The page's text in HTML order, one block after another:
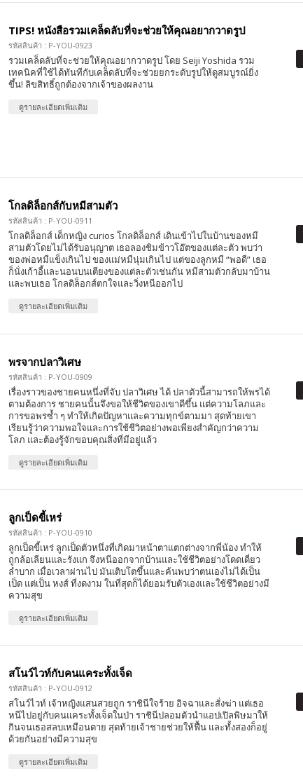
TIPS! หนังสือรวมเคล็ดลับที่จะช่วยให้คุณอยากวาดรูป
รหัสสินค้า : P-YOU-0923
รวมเคล็ดลับที่จะช่วยให้คุณอยากวาดรูป โดย Seiji Yoshida รวม
เทคนิคที่ใช้ได้ทันทีกับเคล็ดลับที่จะช่วยยกระดับรูปให้ดูสมบูรณ์ยิ่ง
ขึ้น! ลิขสิทธิ์ถูกต้องจากเจ้าของผลงาน
ดูรายละเอียดเพิ่มเติม
โกลดิล็อกส์กับหมีสามตัว
รหัสสินค้า : P-YOU-0911
โกลดิล็อกส์ เด็กหญิง curios โกลดิล็อกส์ เดินเข้าไปในบ้านของหมี
สามตัวโดยไม่ได้รับอนุญาต เธอลองชิมข้าวโอ๊ตของแต่ละตัว พบว่า
ของพ่อหมีแข็งเกินไป ของแม่หมีนุ่มเกินไป แต่ของลูกหมี “พอดี” เธอ
ก็นั่งเก้าอี้และนอนบนเตียงของแต่ละตัวเช่นกัน หมีสามตัวกลับมาบ้าน
และพบเธอ โกลดิล็อกส์ตกใจและวิ่งหนีออกไป
ดูรายละเอียดเพิ่มเติม
พรจากปลาวิเศษ
รหัสสินค้า : P-YOU-0909
เรื่องราวของชายคนหนึ่งที่จับ ปลาวิเศษ ได้ ปลาตัวนี้สามารถให้พรได้
ตามต้องการ ชายคนนั้นจึงขอให้ชีวิตของเขาดีขึ้น แต่ความโลภและ
การขอพรซ้ำ ๆ ทำให้เกิดปัญหาและความทุกข์ตามมา สุดท้ายเขา
เรียนรู้ว่าความพอใจและการใช้ชีวิตอย่างพอเพียงสำคัญกว่าความ
โลภ และต้องรู้จักขอบคุณสิ่งที่มีอยู่แล้ว
ดูรายละเอียดเพิ่มเติม
ลูกเป็ดขี้เหร่
รหัสสินค้า : P-YOU-0910
ลูกเป็ดขี้เหร่ ลูกเป็ดตัวหนึ่งที่เกิดมาหน้าตาแตกต่างจากพี่น้อง ทำให้
ถูกล้อเลียนและรังแก จึงหนีออกจากบ้านและใช้ชีวิตอย่างโดดเดี่ยว
ลำบาก เมื่อเวลาผ่านไป มันเติบโตขึ้นและค้นพบว่าตนเองไม่ได้เป็น
เป็ด แต่เป็น หงส์ ที่งดงาม ในที่สุดก็ได้ยอมรับตัวเองและใช้ชีวิตอย่างมี
ความสุข
ดูรายละเอียดเพิ่มเติม
สโนว์ไวท์กับคนแคระทั้งเจ็ด
รหัสสินค้า : P-YOU-0912
สโนว์ไวท์ เจ้าหญิงแสนสวยถูก ราชินีใจร้าย อิจฉาและสั่งฆ่า แต่เธอ
หนีไปอยู่กับคนแคระทั้งเจ็ดในป่า ราชินีปลอมตัวนำแอปเปิลพิษมาให้
กินจนเธอสลบเหมือนตาย สุดท้ายเจ้าชายช่วยให้ฟื้น และทั้งสองก็อยู่
ด้วยกันอย่างมีความสุข
ดูรายละเอียดเพิ่มเติม